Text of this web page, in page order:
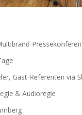
Gast-Referenten via
& Audioregie